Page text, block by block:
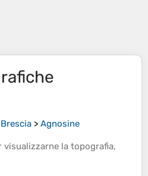
Brescia > Agnosine
visualizzarne la topografia,